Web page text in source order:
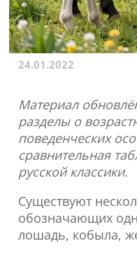
24.01.2022
Материал
разделы о
поведенческих
сравнительная
русской классики.
Существуют
обозначающих
лошадь, кобыла,